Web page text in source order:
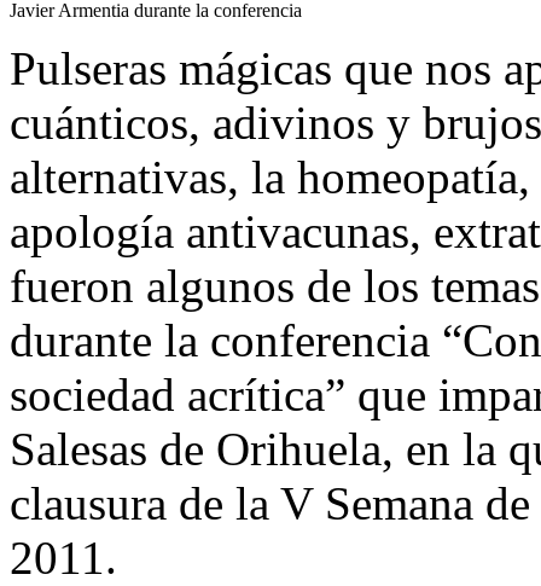
Javier Armentia durante la conferencia
Pulseras mágicas que nos
cuánticos, adivinos y
alternativas, la
apología antivacunas,
fueron algunos de los
durante la conferencia
sociedad acrítica” que
Salesas de Orihuela, en la
clausura de la V Semana
2011.